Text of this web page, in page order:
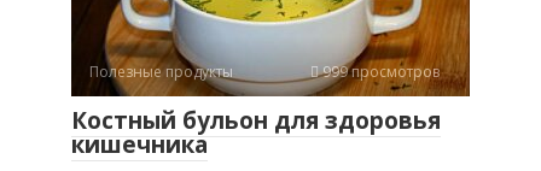
Полезные продукты 999 просмотров
Костный бульон для здоровья
кишечника